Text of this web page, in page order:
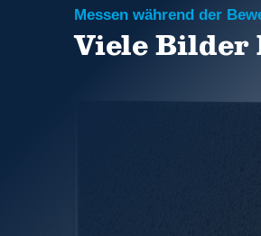
Messen während der
Viele Bilder